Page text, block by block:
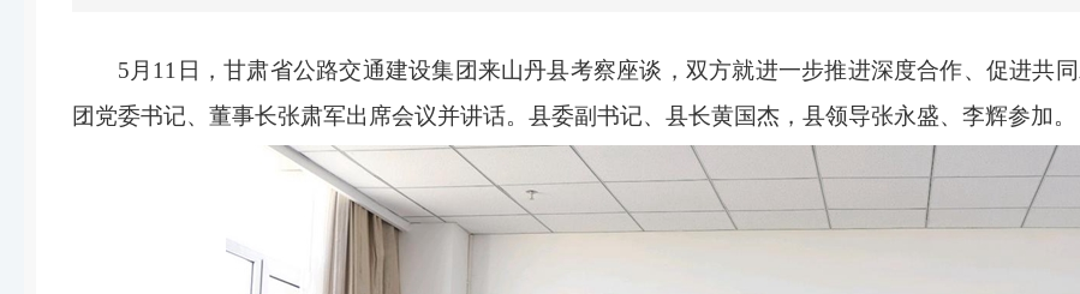
5月11日，甘肃省公路交通建设集团来山丹县考察座谈，双方就进一步推进深度合作、促进共
团党委书记、董事长张肃军出席会议并讲话。县委副书记、县长黄国杰，县领导张永盛、李辉参加。